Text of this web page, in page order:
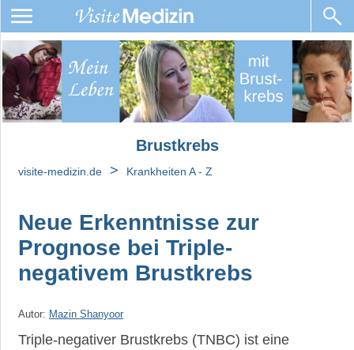
Brustkrebs
visite-medizin.de > Krankheiten A - Z
Neue Erkenntnisse zur
Prognose bei Triple-
negativem Brustkrebs
Autor: Mazin Shanyoor
Triple-negativer Brustkrebs (TNBC) ist eine
Brustkrebs
Brustkrebsarten
Ursachen,
und
Brustkrebs
Brustkrebs-
Metastasen